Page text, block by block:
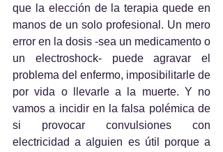
que la elección de la terapia quede en
manos de un solo profesional. Un mero
error en la dosis -sea un medicamento o
un electroshock- puede agravar el
problema del enfermo, imposibilitarle de
por vida o llevarle a la muerte. Y no
vamos a incidir en la falsa polémica de
si provocar convulsiones con
electricidad a alguien es útil porque a